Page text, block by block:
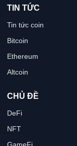
TIN TỨC
Tin tức coin
Bitcoin
Ethereum
Altcoin
CHỦ ĐỀ
DeFi
NFT
GameFi